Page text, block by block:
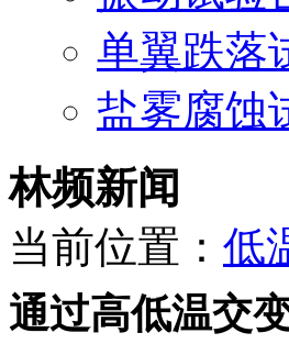
单翼跌落
盐雾腐蚀
林频新闻
当前位置： 低
通过高低温交